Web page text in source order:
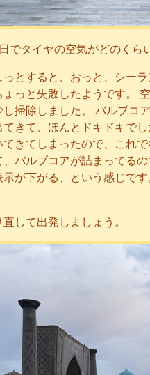
でタイヤの空気がどのく
とすると、おっと、シー
っと失敗したようです。
し掃除しました。 バルブコ
てきて、ほんとドキドキで
きてしまったので、これ
、バルブコアが詰まってる
が下がる、という感じで
して出発しましょう。